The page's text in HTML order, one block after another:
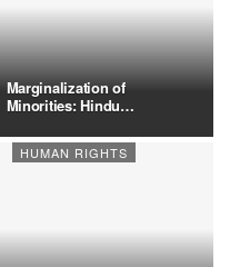
Marginalization of
Minorities: Hindu
HUMAN RIGHTS